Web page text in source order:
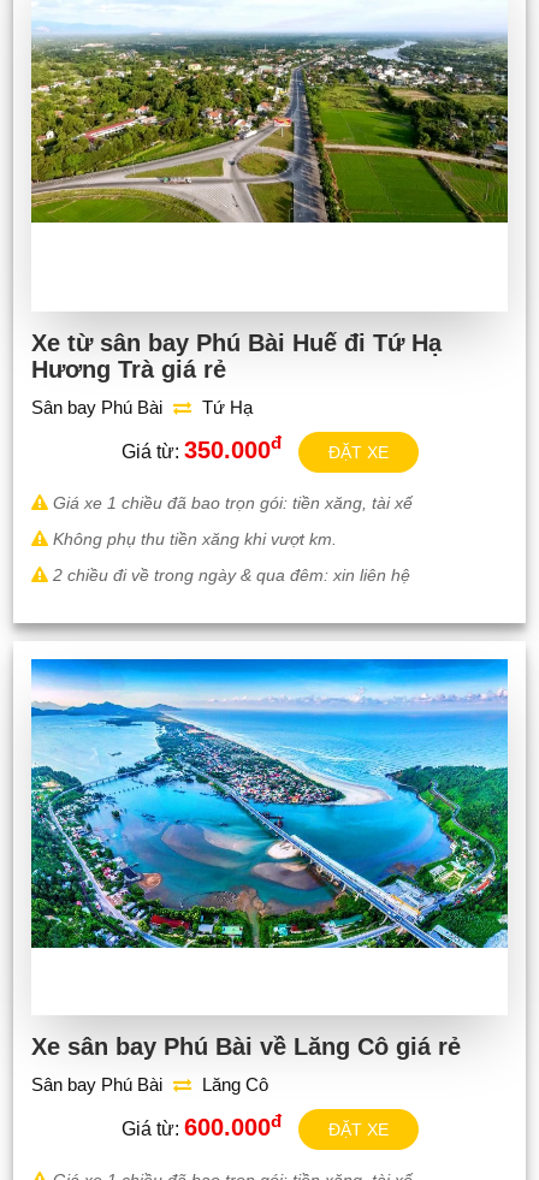
Xe từ sân bay Phú Bài Huế đi Tứ Hạ
Hương Trà giá rẻ
Sân bay Phú Bài Tứ Hạ
Giá từ: 350.000đ ĐẶT XE
Giá xe 1 chiều đã bao trọn gói: tiền xăng, tài xế
Không phụ thu tiền xăng khi vượt km.
2 chiều đi về trong ngày & qua đêm: xin liên hệ
Xe sân bay Phú Bài về Lăng Cô giá rẻ
Sân bay Phú Bài Lăng Cô
Giá từ: 600.000đ ĐẶT XE